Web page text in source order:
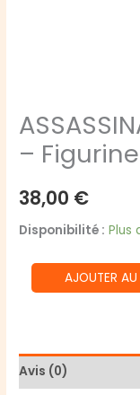
–
38,00 €
Disponibilité : Plus
quantité
de
-
Figurine
AJOUTER AU
Avis (0)